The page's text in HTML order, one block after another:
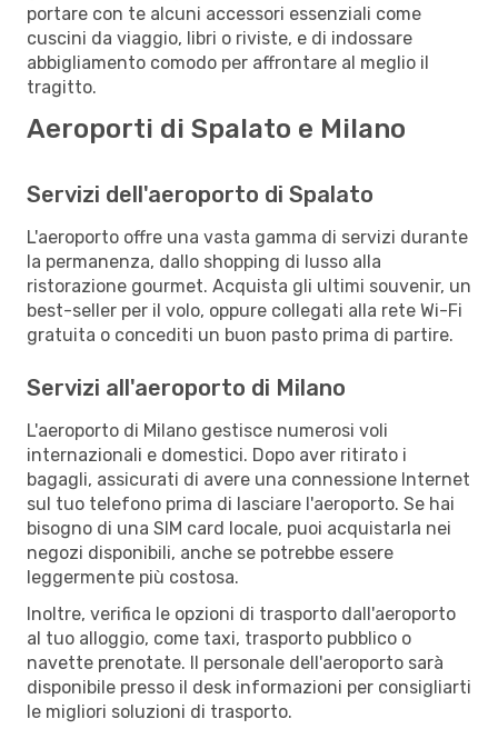
portare con te alcuni accessori essenziali come
cuscini da viaggio, libri o riviste, e di indossare
abbigliamento comodo per affrontare al meglio il
tragitto.
Aeroporti di Spalato e Milano
Servizi dell'aeroporto di Spalato
L'aeroporto offre una vasta gamma di servizi durante
la permanenza, dallo shopping di lusso alla
ristorazione gourmet. Acquista gli ultimi souvenir, un
best-seller per il volo, oppure collegati alla rete Wi-Fi
gratuita o concediti un buon pasto prima di partire.
Servizi all'aeroporto di Milano
L'aeroporto di Milano gestisce numerosi voli
internazionali e domestici. Dopo aver ritirato i
bagagli, assicurati di avere una connessione Internet
sul tuo telefono prima di lasciare l'aeroporto. Se hai
bisogno di una SIM card locale, puoi acquistarla nei
negozi disponibili, anche se potrebbe essere
leggermente più costosa.
Inoltre, verifica le opzioni di trasporto dall'aeroporto
al tuo alloggio, come taxi, trasporto pubblico o
navette prenotate. Il personale dell'aeroporto sarà
disponibile presso il desk informazioni per consigliarti
le migliori soluzioni di trasporto.